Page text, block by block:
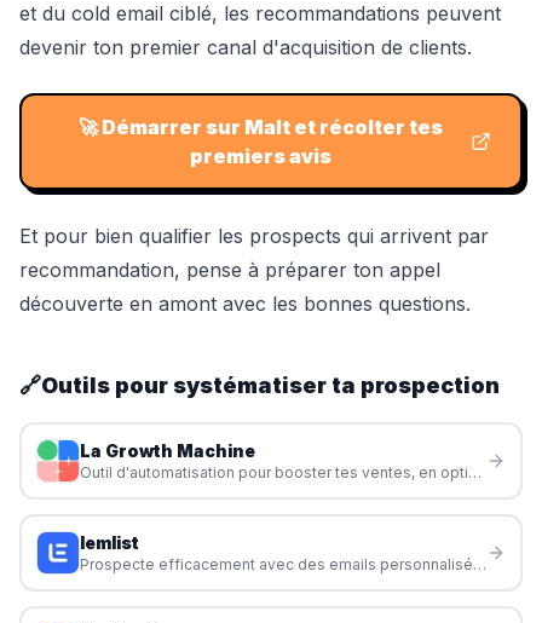
et du cold email ciblé, les recommandations peuvent
devenir ton premier canal d'acquisition de clients.
🚀Démarrer sur Malt et récolter tes
premiers avis
Et pour bien qualifier les prospects qui arrivent par
recommandation, pense à préparer ton appel
découverte en amont avec les bonnes questions.
🔗Outils pour systématiser ta prospection
La Growth Machine
Outil d'automatisation pour booster tes ventes, en optimisant chaque étape de ton processus commercial.
lemlist
Prospecte efficacement avec des emails personnalisés et automatisés pour attirer des clients et développer ton activité en freelance.